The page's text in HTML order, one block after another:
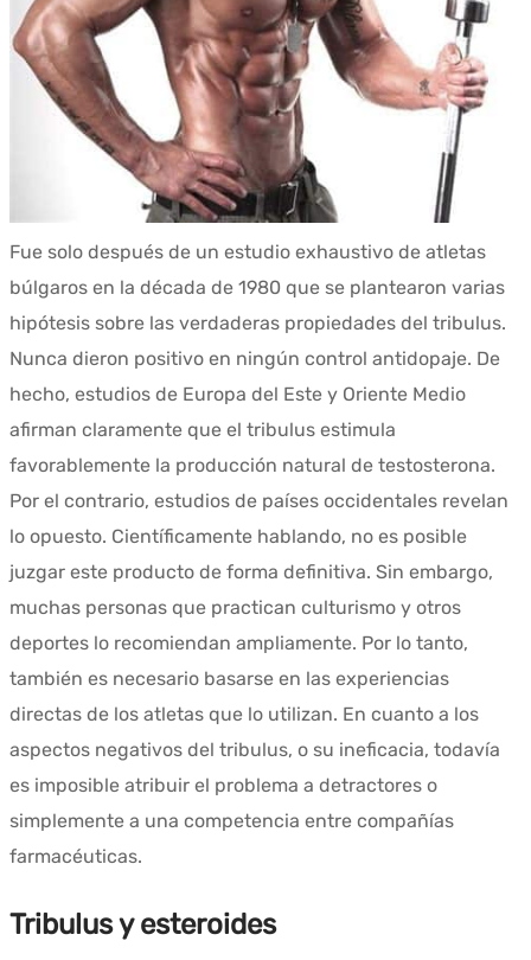
Fue solo después de un estudio exhaustivo de atletas
búlgaros en la década de 1980 que se plantearon varias
hipótesis sobre las verdaderas propiedades del tribulus.
Nunca dieron positivo en ningún control antidopaje. De
hecho, estudios de Europa del Este y Oriente Medio
afirman claramente que el tribulus estimula
favorablemente la producción natural de testosterona.
Por el contrario, estudios de países occidentales revelan
lo opuesto. Científicamente hablando, no es posible
juzgar este producto de forma definitiva. Sin embargo,
muchas personas que practican culturismo y otros
deportes lo recomiendan ampliamente. Por lo tanto,
también es necesario basarse en las experiencias
directas de los atletas que lo utilizan. En cuanto a los
aspectos negativos del tribulus, o su ineficacia, todavía
es imposible atribuir el problema a detractores o
simplemente a una competencia entre compañías
farmacéuticas.
Tribulus y esteroides